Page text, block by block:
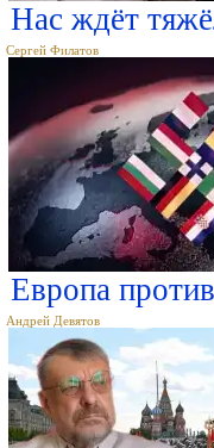
Нас ждёт
Сергей Филатов
Европа
Андрей Девятов